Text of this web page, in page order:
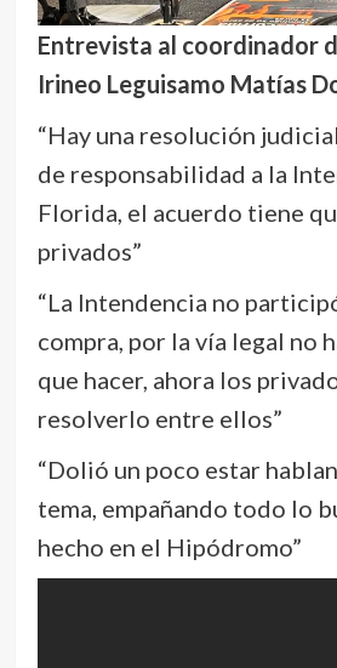
Entrevista al coordinador
Irineo Leguisamo Matías
“Hay una resolución
de responsabilidad a la
Florida, el acuerdo tiene
privados”
“La Intendencia no
compra, por la vía legal no
que hacer, ahora los
resolverlo entre ellos”
“Dolió un poco estar
tema, empañando todo lo
hecho en el Hipódromo”